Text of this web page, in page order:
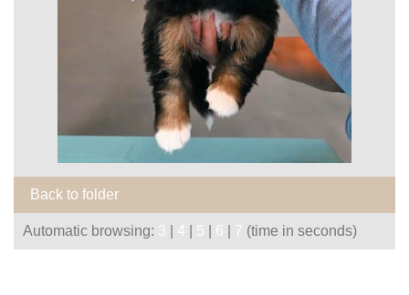
Back to folder
Automatic browsing: 3 4 5 6 7 (time in seconds)